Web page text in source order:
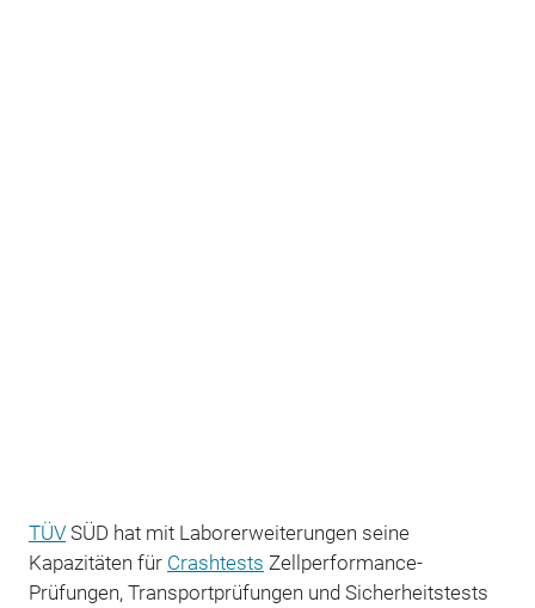
TÜVSÜD hat mit Laborerweiterungen seine
Kapazitäten für Crashtests Zellperformance-
Prüfungen, Transportprüfungen und Sicherheitstests